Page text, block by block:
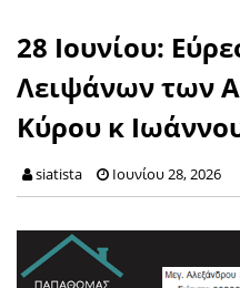
28 Ιουνίου:
Λειψάνων των
Κύρου κ
siatista Ιουνίου 28, 2026